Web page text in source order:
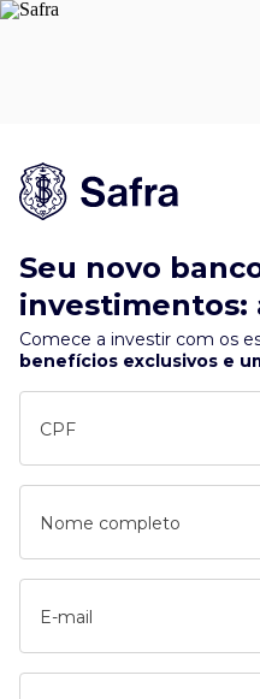
Seu novo
investimentos:
Comece a investir com os
benefícios exclusivos e
CPF
Nome completo
E-mail